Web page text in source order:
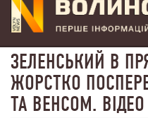
ЗЕЛЕНСЬКИЙ В
ЖОРСТКО
ТА ВЕНСОМ. ВІДЕО